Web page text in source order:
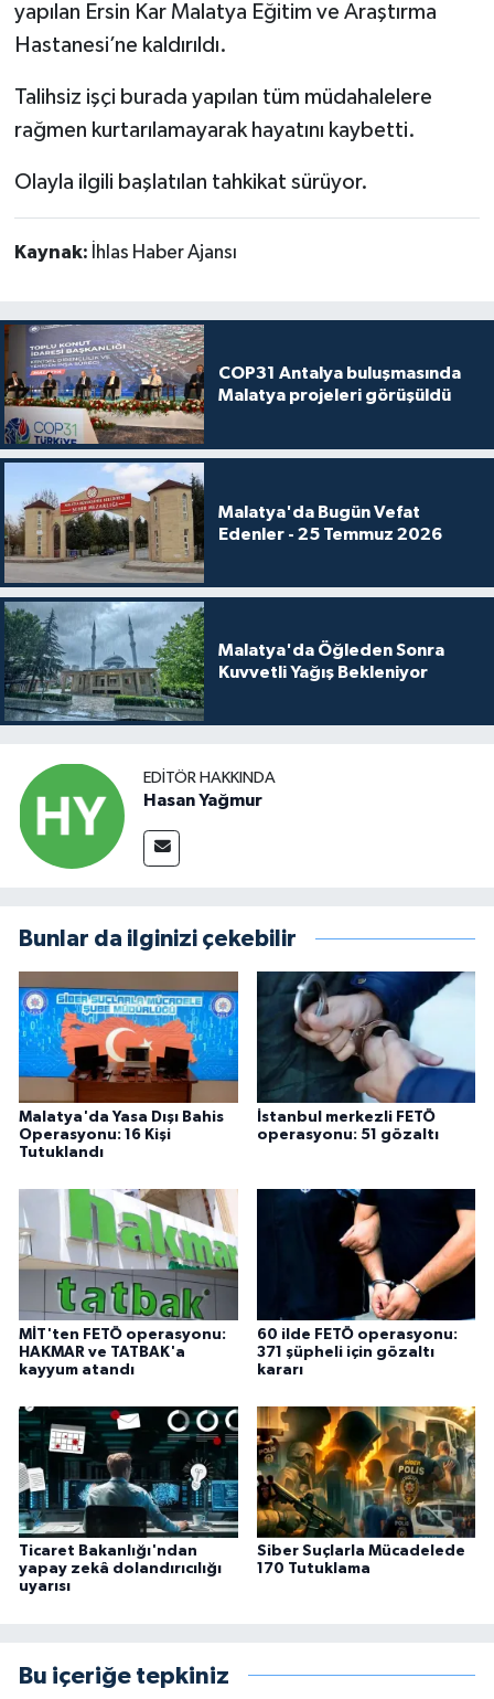
yapılan Ersin Kar Malatya Eğitim ve Araştırma
Hastanesi’ne kaldırıldı.
Talihsiz işçi burada yapılan tüm müdahalelere
rağmen kurtarılamayarak hayatını kaybetti.
Olayla ilgili başlatılan tahkikat sürüyor.
Kaynak: İhlas Haber Ajansı
COP31 Antalya buluşmasında
Malatya projeleri görüşüldü
Malatya'da Bugün Vefat
Edenler - 25 Temmuz 2026
Malatya'da Öğleden Sonra
Kuvvetli Yağış Bekleniyor
EDITÖR HAKKINDA
Hasan Yağmur
Bunlar da ilginizi çekebilir
Malatya'da Yasa Dışı Bahis
Operasyonu: 16 Kişi
Tutuklandı
İstanbul merkezli FETÖ
operasyonu: 51 gözaltı
MİT'ten FETÖ operasyonu:
HAKMAR ve TATBAK'a
kayyum atandı
60 ilde FETÖ operasyonu:
371 şüpheli için gözaltı
kararı
Ticaret Bakanlığı'ndan
yapay zekâ dolandırıcılığı
uyarısı
Siber Suçlarla Mücadelede
170 Tutuklama
Bu içeriğe tepkiniz